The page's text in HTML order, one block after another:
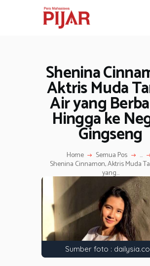
Shenina
Aktris Muda
Air yang
Hingga ke
Gingseng
Home Semua Pos ...
Shenina Cinnamon, Aktris Muda
yang...
BERITA
ADVERTORIAL
SOSOK
GALERI
HIBURAN
JALAN-JALAN
GAYA HIDUP
OLAHRAGA
OPINI
Sumber foto :